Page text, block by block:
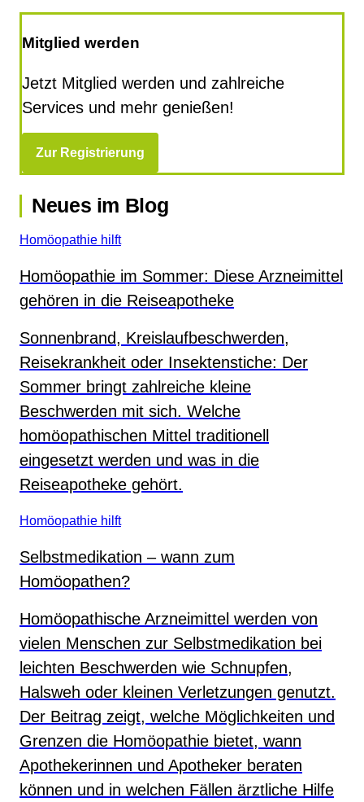
Mitglied werden
Jetzt Mitglied werden und zahlreiche
Services und mehr genießen!
Zur Registrierung
Neues im Blog
Homöopathie hilft
Homöopathie im Sommer: Diese Arzneimittel
gehören in die Reiseapotheke
Sonnenbrand, Kreislaufbeschwerden,
Reisekrankheit oder Insektenstiche: Der
Sommer bringt zahlreiche kleine
Beschwerden mit sich. Welche
homöopathischen Mittel traditionell
eingesetzt werden und was in die
Reiseapotheke gehört.
Homöopathie hilft
Selbstmedikation – wann zum
Homöopathen?
Homöopathische Arzneimittel werden von
vielen Menschen zur Selbstmedikation bei
leichten Beschwerden wie Schnupfen,
Halsweh oder kleinen Verletzungen genutzt.
Der Beitrag zeigt, welche Möglichkeiten und
Grenzen die Homöopathie bietet, wann
Apothekerinnen und Apotheker beraten
können und in welchen Fällen ärztliche Hilfe